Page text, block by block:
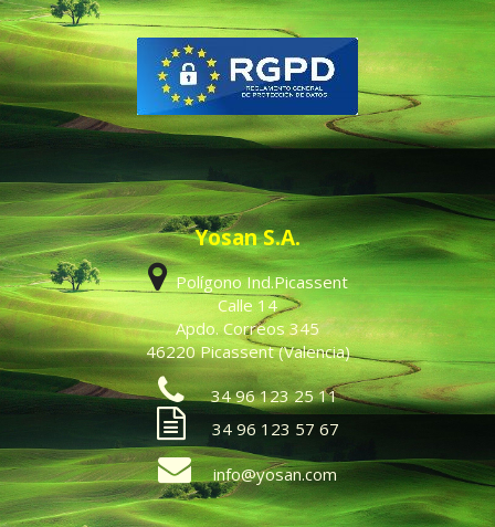
Yosan S.A.
Polígono Ind.Picassent
Calle 14
Apdo. Correos 345
46220 Picassent (Valencia)
34 96 123 25 11
34 96 123 57 67
info@yosan.com